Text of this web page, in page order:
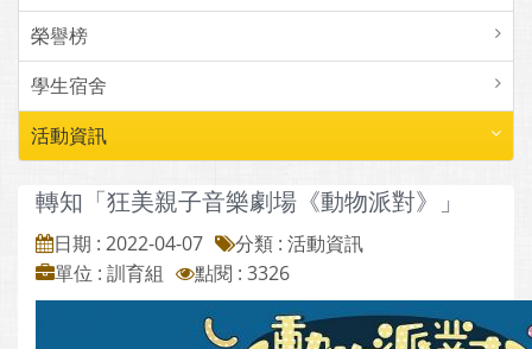
榮譽榜
學生宿舍
活動資訊
轉知「狂美親子音樂劇場《動物派對》」
日期 : 2022-04-07
分類 : 活動資訊
單位 : 訓育組
點閱 : 3326